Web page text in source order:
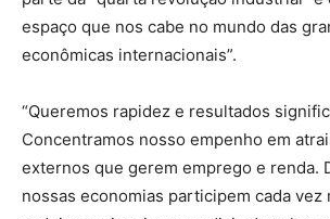
espaço que nos cabe no mundo das
econômicas internacionais”.
“Queremos rapidez e resultados
Concentramos nosso empenho em
externos que gerem emprego e renda.
nossas economias participem cada vez